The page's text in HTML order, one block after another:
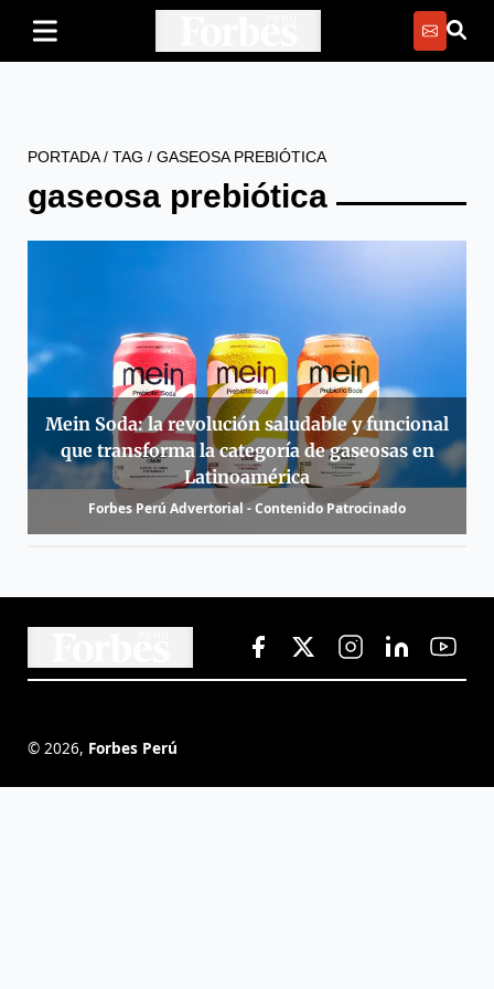
PORTADA/ TAG / GASEOSA PREBIÓTICA
gaseosa prebiótica
Mein Soda: la revolución saludable y funcional
que transforma la categoría de gaseosas en
Latinoamérica
Forbes Perú Advertorial - Contenido Patrocinado
© 2026, Forbes Perú